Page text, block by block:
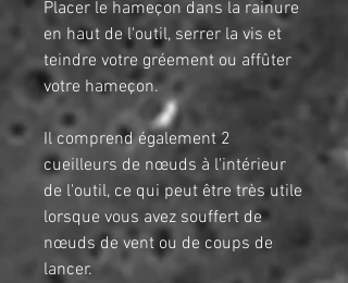
Placer le hameçon dans la rainure
en haut de l'outil, serrer la vis et
teindre votre gréement ou affûter
votre hameçon.
Il comprend également 2
cueilleurs de nœuds à l'intérieur
de l'outil, ce qui peut être très utile
lorsque vous avez souffert de
nœuds de vent ou de coups de
lancer.